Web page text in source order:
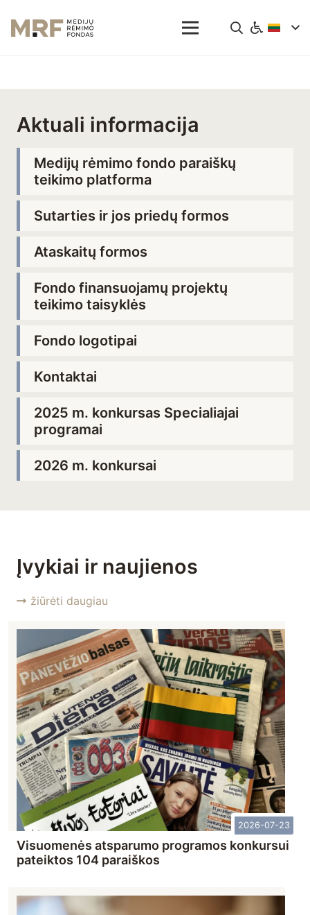
Aktuali informacija
Medijų rėmimo fondo paraiškų
teikimo platforma
Sutarties ir jos priedų formos
Ataskaitų formos
Fondo finansuojamų projektų
teikimo taisyklės
Fondo logotipai
Kontaktai
2025 m. konkursas Specialiajai
programai
2026 m. konkursai
Įvykiai ir naujienos
žiūrėti daugiau
2026-07-23
Visuomenės atsparumo programos konkursui
pateiktos 104 paraiškos